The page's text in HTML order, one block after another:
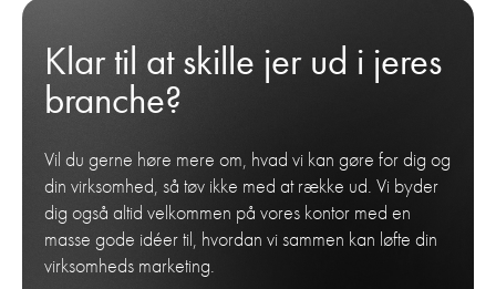
Klar til at skille jer ud i jeres
branche?
Vil du gerne høre mere om, hvad vi kan gøre for dig og
din virksomhed, så tøv ikke med at række ud. Vi byder
dig også altid velkommen på vores kontor med en
masse gode idéer til, hvordan vi sammen kan løfte din
virksomheds marketing.